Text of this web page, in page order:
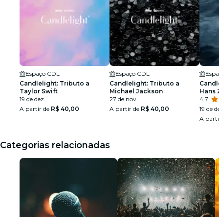
Espaço CDL
Candlelight: Tributo a
Taylor Swift
19 de dez.
A partir de R$ 40,00
Espaço CDL
Candlelight: Tributo a
Michael Jackson
27 de nov.
A partir de R$ 40,00
Hans
4.7
19 de
A
Categorias relacionadas